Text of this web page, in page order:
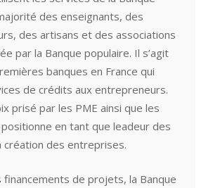
des enseignants, des
des artisans et des associations
par la Banque populaire. Il s’agit
banques en France qui
de crédits aux entrepreneurs.
prisé par les PME ainsi que les
en tant que leadeur des
création des entreprises.
financements de projets, la Banque